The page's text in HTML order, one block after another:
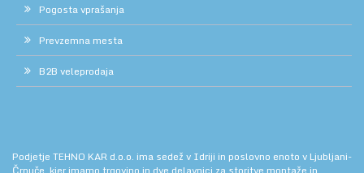
Pogosta vprašanja
Prevzemna mesta
B2B veleprodaja
Podjetje TEHNO KAR d.o.o. ima sedež v Idriji in poslovno enoto v Ljubljani-